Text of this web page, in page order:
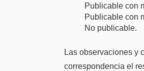
Publicable con
Publicable con
No publicable.
Las observaciones y
correspondencia el